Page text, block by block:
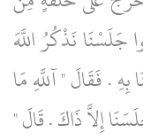
نَذْكُرُ اللَّهَ
‏.‏ فَقَالَ ‏"‏ آللَّهِ مَا
إِلاَّ ذَاكَ ‏.‏ قَالَ ‏"‏